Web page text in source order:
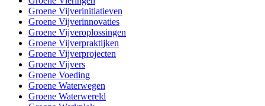
Groene Vijverinitiatieven
Groene Vijverinnovaties
Groene Vijveroplossingen
Groene Vijverpraktijken
Groene Vijverprojecten
Groene Vijvers
Groene Voeding
Groene Waterwegen
Groene Waterwereld